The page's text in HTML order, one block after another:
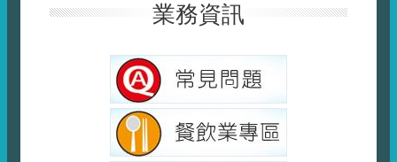
業務資訊